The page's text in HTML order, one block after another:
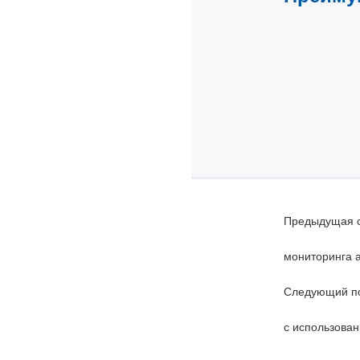
Предыдущая
мониторинга
Следующий
с